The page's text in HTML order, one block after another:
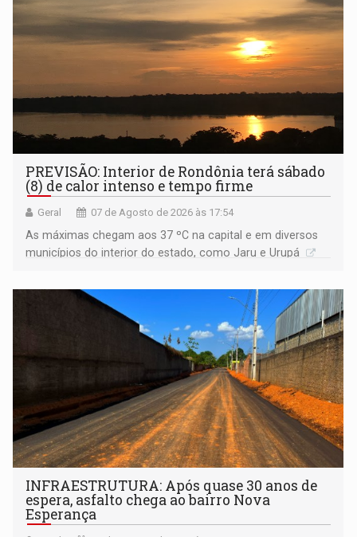
PREVISÃO: Interior de Rondônia terá sábado
(8) de calor intenso e tempo firme
Geral 07 de Agosto de 2026 às 17:54
As máximas chegam aos 37 ºC na capital e em diversos
municípios do interior do estado, como Jaru e Urupá
INFRAESTRUTURA: Após quase 30 anos de
espera, asfalto chega ao bairro Nova
Esperança